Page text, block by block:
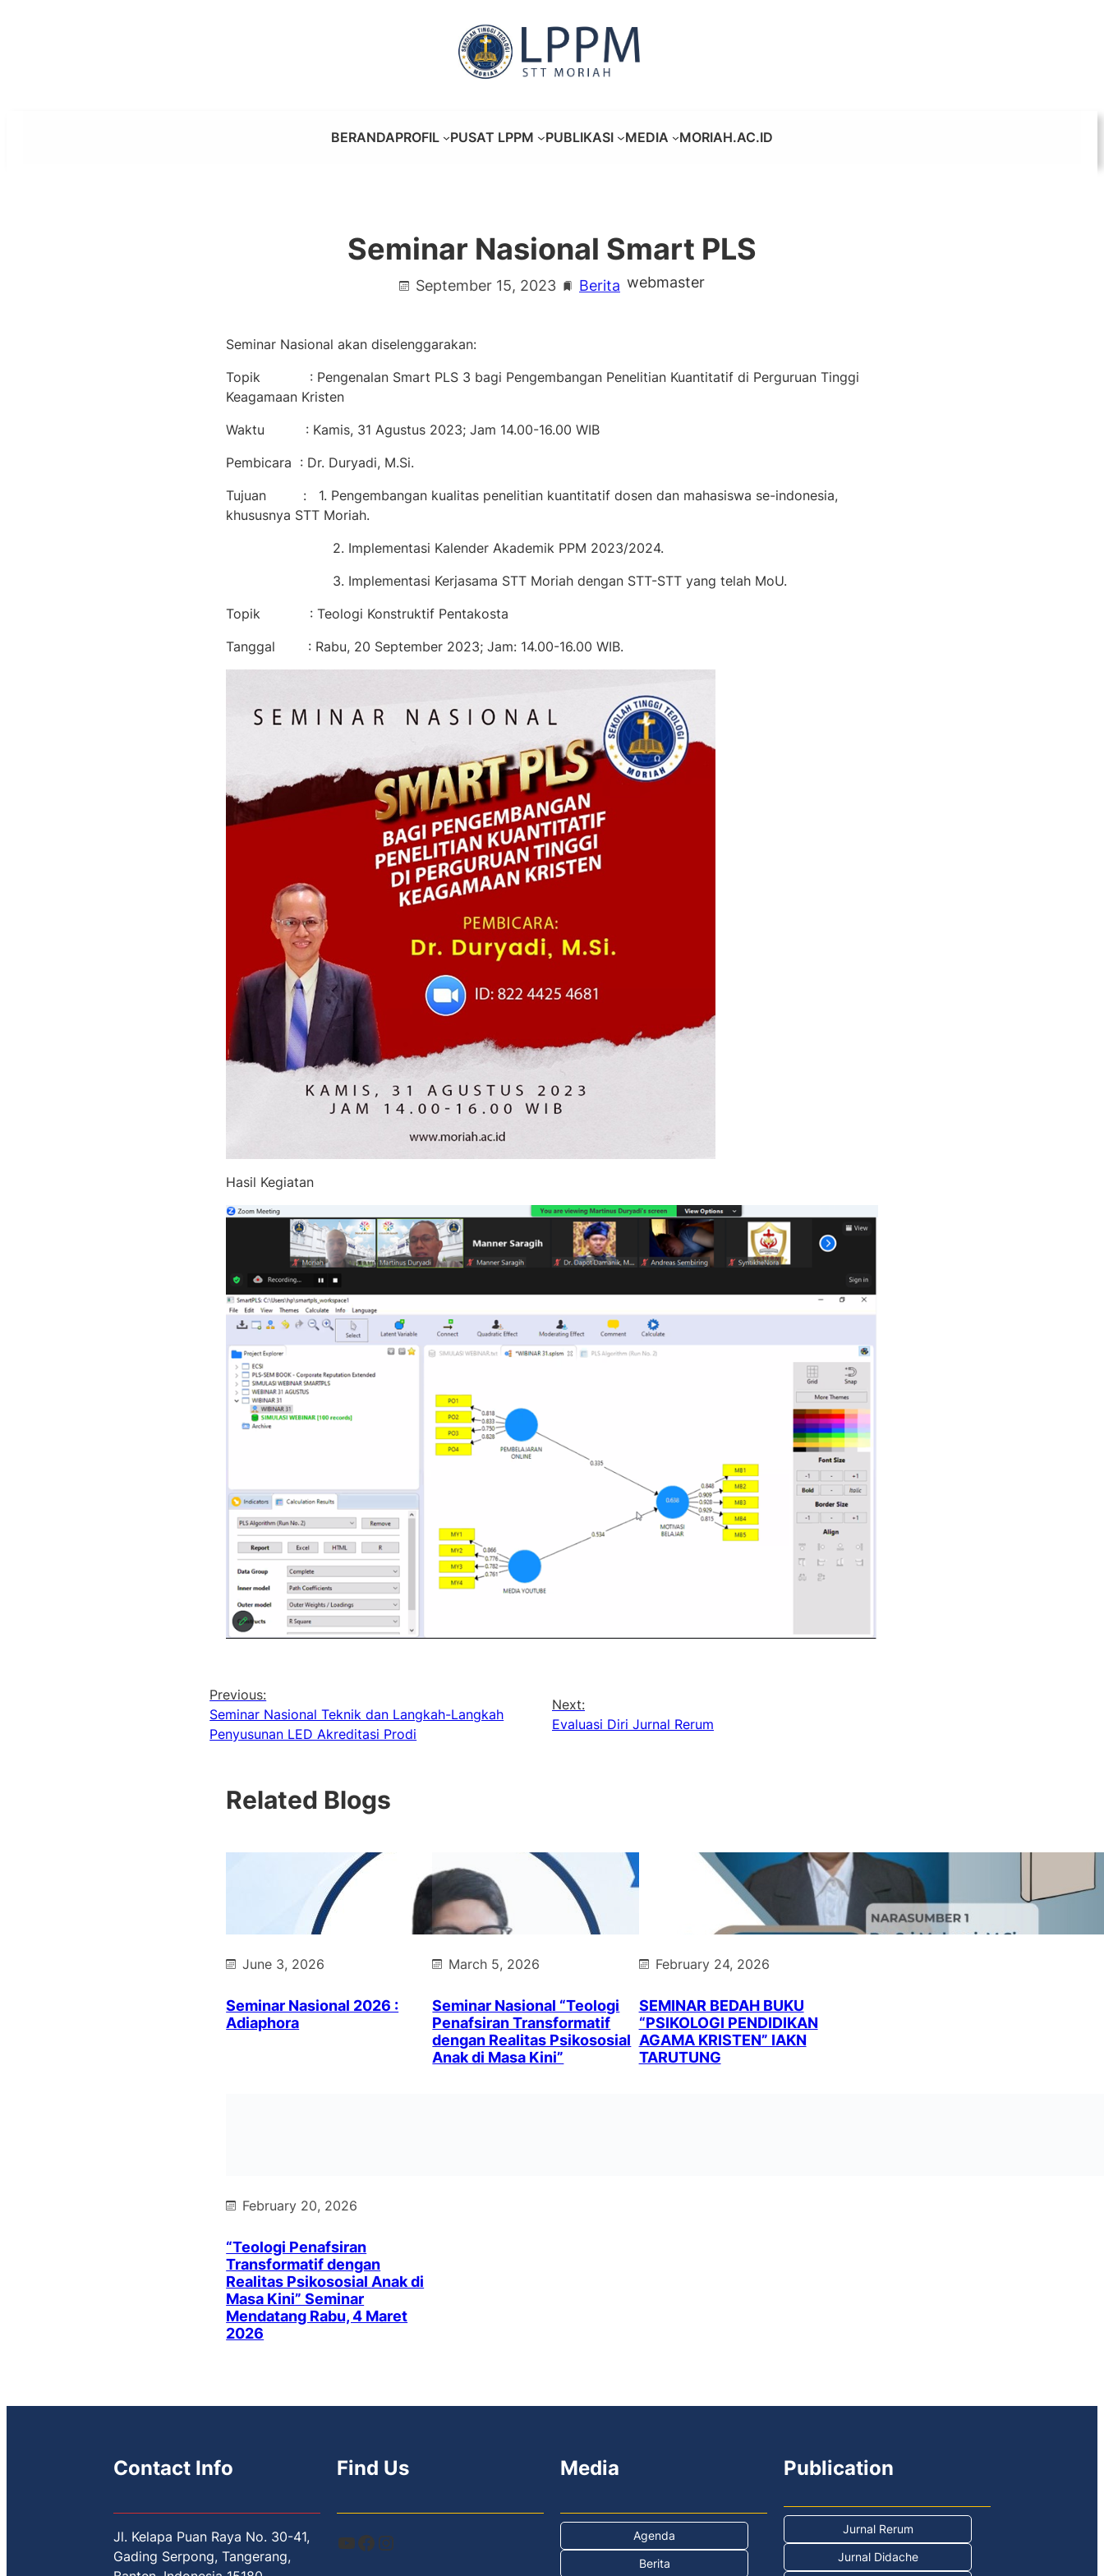
BERANDAPROFIL PUSAT LPPM PUBLIKASI MEDIA MORIAH.AC.ID
Seminar Nasional Smart PLS
September 15, 2023 Berita webmaster
Seminar Nasional akan diselenggarakan:
Topik : Pengenalan Smart PLS 3 bagi Pengembangan Penelitian Kuantitatif di Perguruan Tinggi
Keagamaan Kristen
Waktu : Kamis, 31 Agustus 2023; Jam 14.00-16.00 WIB
Pembicara : Dr. Duryadi, M.Si.
Tujuan : 1. Pengembangan kualitas penelitian kuantitatif dosen dan mahasiswa se-indonesia,
khususnya STT Moriah.
2. Implementasi Kalender Akademik PPM 2023/2024.
3. Implementasi Kerjasama STT Moriah dengan STT-STT yang telah MoU.
Topik : Teologi Konstruktif Pentakosta
Tanggal : Rabu, 20 September 2023; Jam: 14.00-16.00 WIB.
Hasil Kegiatan
Previous:
Seminar Nasional Teknik dan Langkah-Langkah
Penyusunan LED Akreditasi Prodi
Next:
Evaluasi Diri Jurnal Rerum
Related Blogs
June 3, 2026
Seminar Nasional 2026 :
Adiaphora
March 5, 2026
Seminar Nasional “Teologi
Penafsiran Transformatif
dengan Realitas Psikososial
Anak di Masa Kini”
February 24, 2026
SEMINAR BEDAH BUKU
“PSIKOLOGI PENDIDIKAN
AGAMA KRISTEN” IAKN
TARUTUNG
February 20, 2026
“Teologi Penafsiran
Transformatif dengan
Realitas Psikososial Anak di
Masa Kini” Seminar
Mendatang Rabu, 4 Maret
2026
Contact Info
Jl. Kelapa Puan Raya No. 30-41,
Gading Serpong, Tangerang,
Find Us
YouTube Facebook Instagram
Media
Agenda
Berita
Publication
Jurnal Rerum
Jurnal Didache